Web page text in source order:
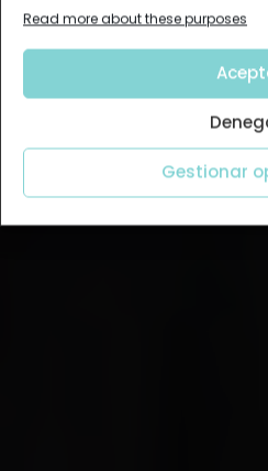
Read more about these purposes
Gestionar